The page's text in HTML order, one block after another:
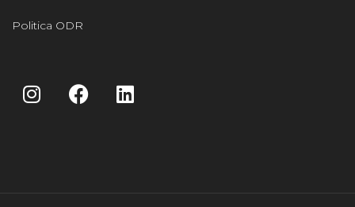
Politica ODR